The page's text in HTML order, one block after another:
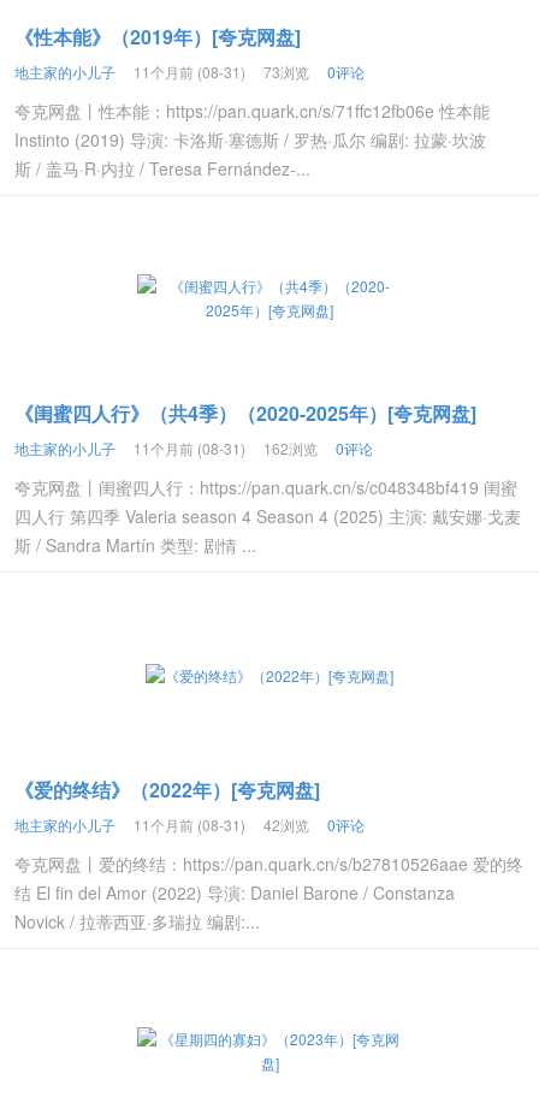
《性本能》（2019年）[夸克网盘]
地主家的小儿子 11个月前 (08-31) 73浏览 0评论
夸克网盘丨性本能：https://pan.quark.cn/s/71ffc12fb06e 性本能
Instinto (2019) 导演: 卡洛斯·塞德斯 / 罗热·瓜尔 编剧: 拉蒙·坎波
斯 / 盖马·R·内拉 / Teresa Fernández-...
《闺蜜四人行》（共4季）（2020-2025年）[夸克网盘]
地主家的小儿子 11个月前 (08-31) 162浏览 0评论
夸克网盘丨闺蜜四人行：https://pan.quark.cn/s/c048348bf419 闺蜜
四人行 第四季 Valeria season 4 Season 4 (2025) 主演: 戴安娜·戈麦
斯 / Sandra Martín 类型: 剧情 ...
《爱的终结》（2022年）[夸克网盘]
地主家的小儿子 11个月前 (08-31) 42浏览 0评论
夸克网盘丨爱的终结：https://pan.quark.cn/s/b27810526aae 爱的终
结 El fin del Amor (2022) 导演: Daniel Barone / Constanza
Novick / 拉蒂西亚·多瑞拉 编剧:...